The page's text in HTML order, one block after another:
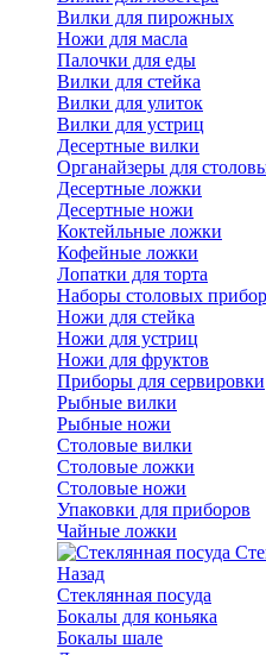
Вилки для пирожных
Ножи для масла
Палочки для еды
Вилки для стейка
Вилки для улиток
Вилки для устриц
Десертные вилки
Органайзеры для
Десертные ложки
Десертные ножи
Коктейльные ложки
Кофейные ложки
Лопатки для торта
Наборы столовых
Ножи для стейка
Ножи для устриц
Ножи для фруктов
Приборы для сервировки
Рыбные вилки
Рыбные ножи
Столовые вилки
Столовые ложки
Столовые ножи
Упаковки для приборов
Чайные ложки
Назад
Стеклянная посуда
Бокалы для коньяка
Бокалы шале